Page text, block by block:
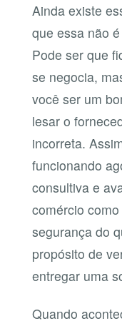
Ainda existe
que essa não
Pode ser que
se negocia,
você ser um
lesar o
incorreta.
funcionando
consultiva e
comércio
segurança do
propósito de
entregar uma
Quando